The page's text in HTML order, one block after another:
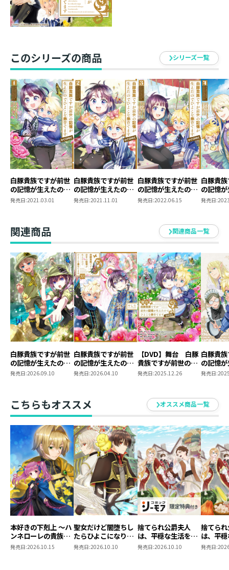
このシリーズの商品 シリーズ一覧
白豚貴族ですが前世
の記憶が生えたので
ひよこな弟育てます
発売日:2021.03.01
白豚貴族ですが前世
の記憶が生えたので
ひよこな弟育てます
発売日:2021.11.01
白豚貴族ですが前世
の記憶が生えたので
ひよこな弟育てます
発売日:2022.06.15
白豚貴
の記憶
ひよこ
発売日:
関連商品 関連商品一覧
白豚貴族ですが前世
の記憶が生えたので
ひよこな弟育てます
発売日:2026.09.10
白豚貴族ですが前世
の記憶が生えたので
ひよこな弟育てます
発売日:2026.04.10
【DVD】舞台 白豚
貴族ですが前世の記
憶が生えたのでひよ
発売日:2025.12.26
白豚貴
の記憶
ひよこ
発売日:
こちらもオススメ オススメ商品一覧
本好きの下剋上 ～ハ
ンネローレの貴族院
五年生～ 「恋してみ
たいお姫様 2」
発売日:2026.10.15
聖女だけど闇堕ちし
たらひよこになりま
した！@COMIC 第4
巻
発売日:2026.10.10
捨てられ公爵夫人
は、平穏な生活をお
望みのようです
@COMIC 第3巻【シ
発売日:2026.10.10
捨てら
は、平
望みの
発売日: